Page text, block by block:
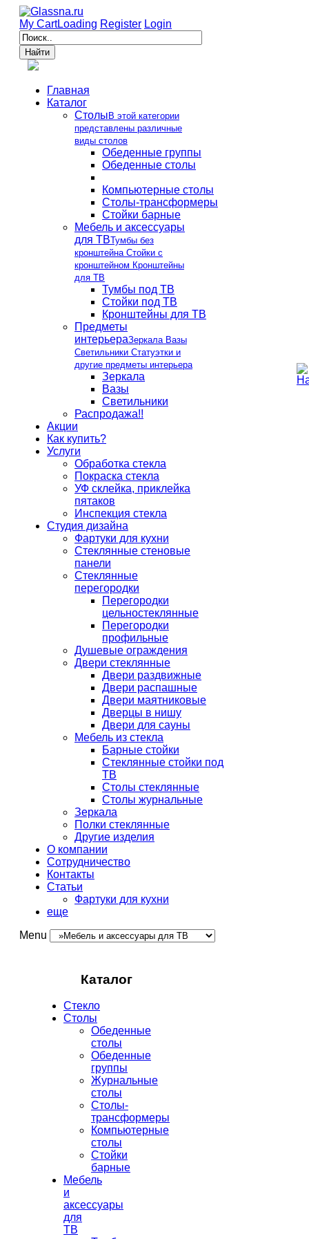
My CartLoading Register Login
Главная
Каталог
Столы В этой категории
представлены различные
виды столов
Обеденные группы
Обеденные столы
Компьютерные столы
Столы-трансформеры
Стойки барные
Мебель и аксессуары
для ТВТумбы без
кронштейна Стойки с
кронштейном Кронштейны
для ТВ
Тумбы под ТВ
Стойки под ТВ
Кронштейны для ТВ
Предметы
интерьераЗеркала Вазы
Светильники Статуэтки и
другие предметы интерьера
Зеркала
Вазы
Светильники
Распродажа!!
Акции
Как купить?
Услуги
Обработка стекла
Покраска стекла
УФ склейка, приклейка
пятаков
Инспекция стекла
Студия дизайна
Фартуки для кухни
Стеклянные стеновые
панели
Стеклянные
перегородки
Перегородки
цельностеклянные
Перегородки
профильные
Душевые ограждения
Двери стеклянные
Двери раздвижные
Двери распашные
Двери маятниковые
Дверцы в нишу
Двери для сауны
Мебель из стекла
Барные стойки
Стеклянные стойки под
ТВ
Столы стеклянные
Столы журнальные
Зеркала
Полки стеклянные
Другие изделия
О компании
Сотрудничество
Контакты
Статьи
Фартуки для кухни
еще
Menu
Каталог
Стекло
Столы
Обеденные
столы
Обеденные
группы
Журнальные
столы
Столы-
трансформеры
Компьютерные
столы
Стойки
барные
Мебель
и
аксессуары
для
ТВ